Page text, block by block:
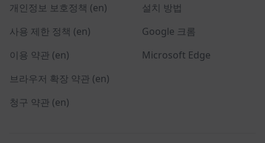
개인정보 보호정책 (en)
사용 제한 정책 (en)
이용 약관 (en)
브라우저 확장 약관 (en)
청구 약관 (en)
설치 방법
Google 크롬
Microsoft Edge